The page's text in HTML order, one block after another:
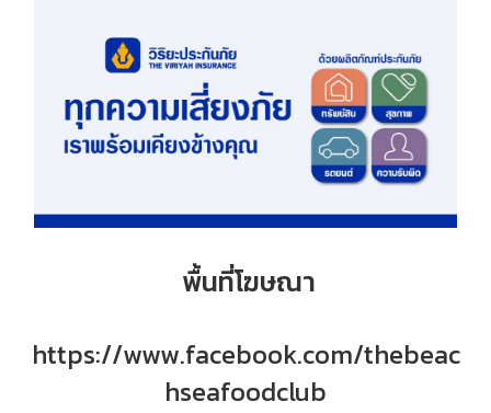
พื้นที่โฆษณา
https://www.facebook.com/thebeac
hseafoodclub